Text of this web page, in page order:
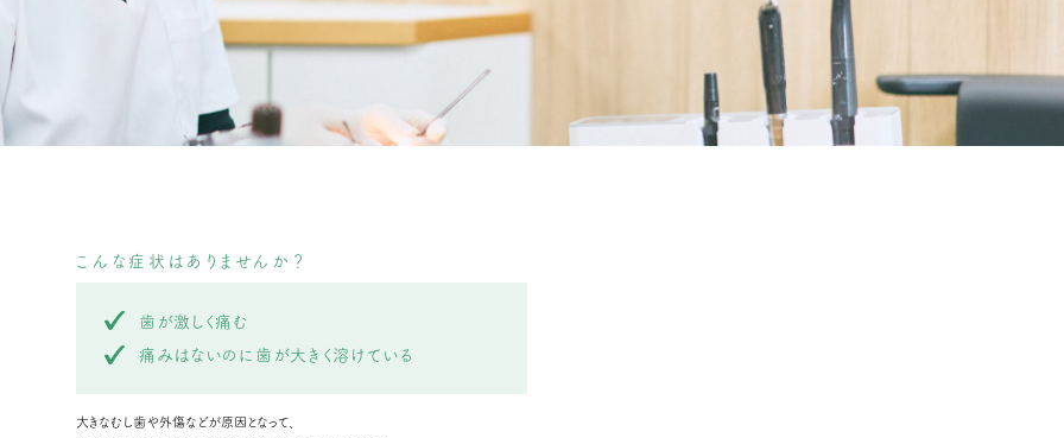
こんな症状はありませんか？
歯が激しく痛む
痛みはないのに歯が大きく溶けている
大きなむし歯や外傷などが原因となって、